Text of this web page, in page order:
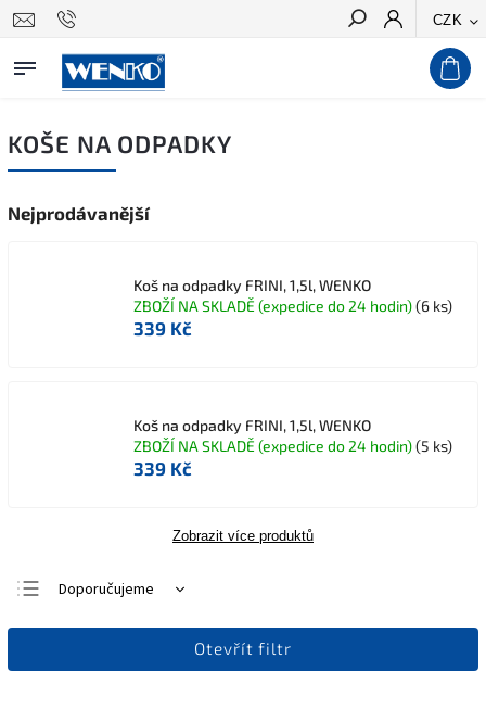
CZK
Hledat
KOŠE NA ODPADKY
Nejprodávanější
Koš na odpadky FRINI, 1,5l, WENKO
ZBOŽÍ NA SKLADĚ (expedice do 24 hodin)(6 ks)
339 Kč
Koš na odpadky FRINI, 1,5l, WENKO
ZBOŽÍ NA SKLADĚ (expedice do 24 hodin)(5 ks)
339 Kč
Zobrazit více produktů
Doporučujeme
Nejlevnější
Otevřít filtr